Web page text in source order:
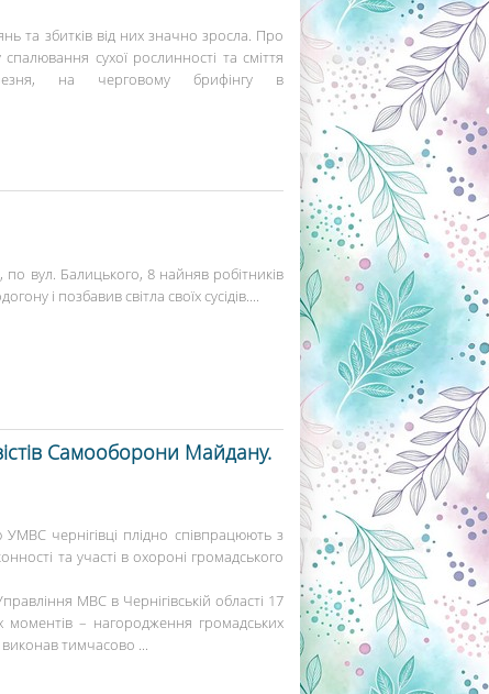
та збитків від них значно зросла. Про
сухої рослинності та сміття
на черговому брифінгу в
по вул. Балицького, 8 найняв робітників
і позбавив світла своїх сусідів....
Самооборони Майдану.
чернігівці плідно співпрацюють з
та участі в охороні громадського
МВС в Чернігівській області 17
– нагородження громадських
виконав тимчасово ...